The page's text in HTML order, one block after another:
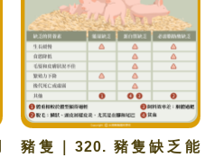
豬隻｜320. 豬隻缺乏能